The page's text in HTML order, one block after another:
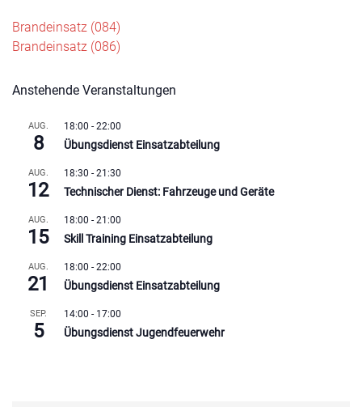
Beitragsnavigation
Brandeinsatz (084)
Brandeinsatz (086)
Anstehende Veranstaltungen
AUG.
8
18:00 - 22:00
Übungsdienst Einsatzabteilung
AUG.
12
18:30 - 21:30
Technischer Dienst: Fahrzeuge und Geräte
AUG.
15
18:00 - 21:00
Skill Training Einsatzabteilung
AUG.
21
18:00 - 22:00
Übungsdienst Einsatzabteilung
SEP.
5
14:00 - 17:00
Übungsdienst Jugendfeuerwehr